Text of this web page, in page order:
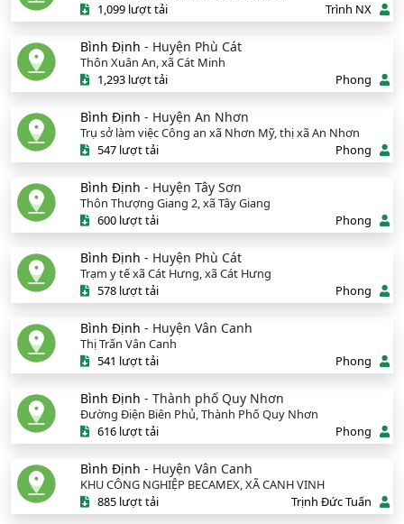
1,099 lượt tải
Trình NX
Bình Định - Huyện Phù Cát
Thôn Xuân An, xã Cát Minh
1,293 lượt tải
Phong
Bình Định - Huyện An Nhơn
Trụ sở làm việc Công an xã Nhơn Mỹ, thị xã An Nhơn
547 lượt tải
Phong
Bình Định - Huyện Tây Sơn
Thôn Thượng Giang 2, xã Tây Giang
600 lượt tải
Phong
Bình Định - Huyện Phù Cát
Trạm y tế xã Cát Hưng, xã Cát Hưng
578 lượt tải
Phong
Bình Định - Huyện Vân Canh
Thị Trấn Vân Canh
541 lượt tải
Phong
Bình Định - Thành phố Quy Nhơn
Đường Điện Biên Phủ, Thành Phố Quy Nhơn
616 lượt tải
Phong
Bình Định - Huyện Vân Canh
KHU CÔNG NGHIỆP BECAMEX, XÃ CANH VINH
885 lượt tải
Trịnh Đức Tuấn